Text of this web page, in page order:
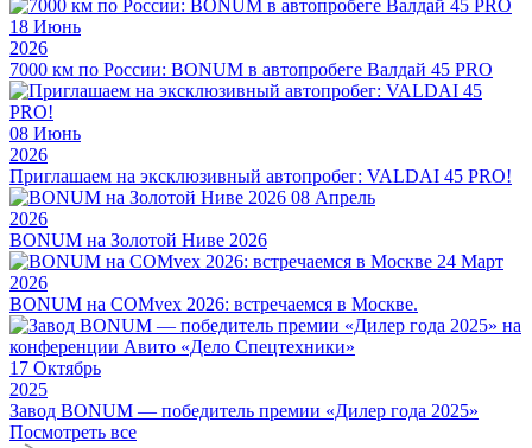
18 Июнь
2026
7000 км по России: BONUM в автопробеге Валдай 45 PRO
08 Июнь
2026
Приглашаем на эксклюзивный автопробег: VALDAI 45 PRO!
08 Апрель
2026
BONUM на Золотой Ниве 2026
24 Март
2026
BONUM на COMvex 2026: встречаемся в Москве.
17 Октябрь
2025
Завод BONUM — победитель премии «Дилер года 2025»
Посмотреть все